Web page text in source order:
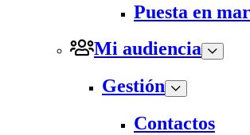
Puesta en
Mi audiencia
Gestión
Contactos